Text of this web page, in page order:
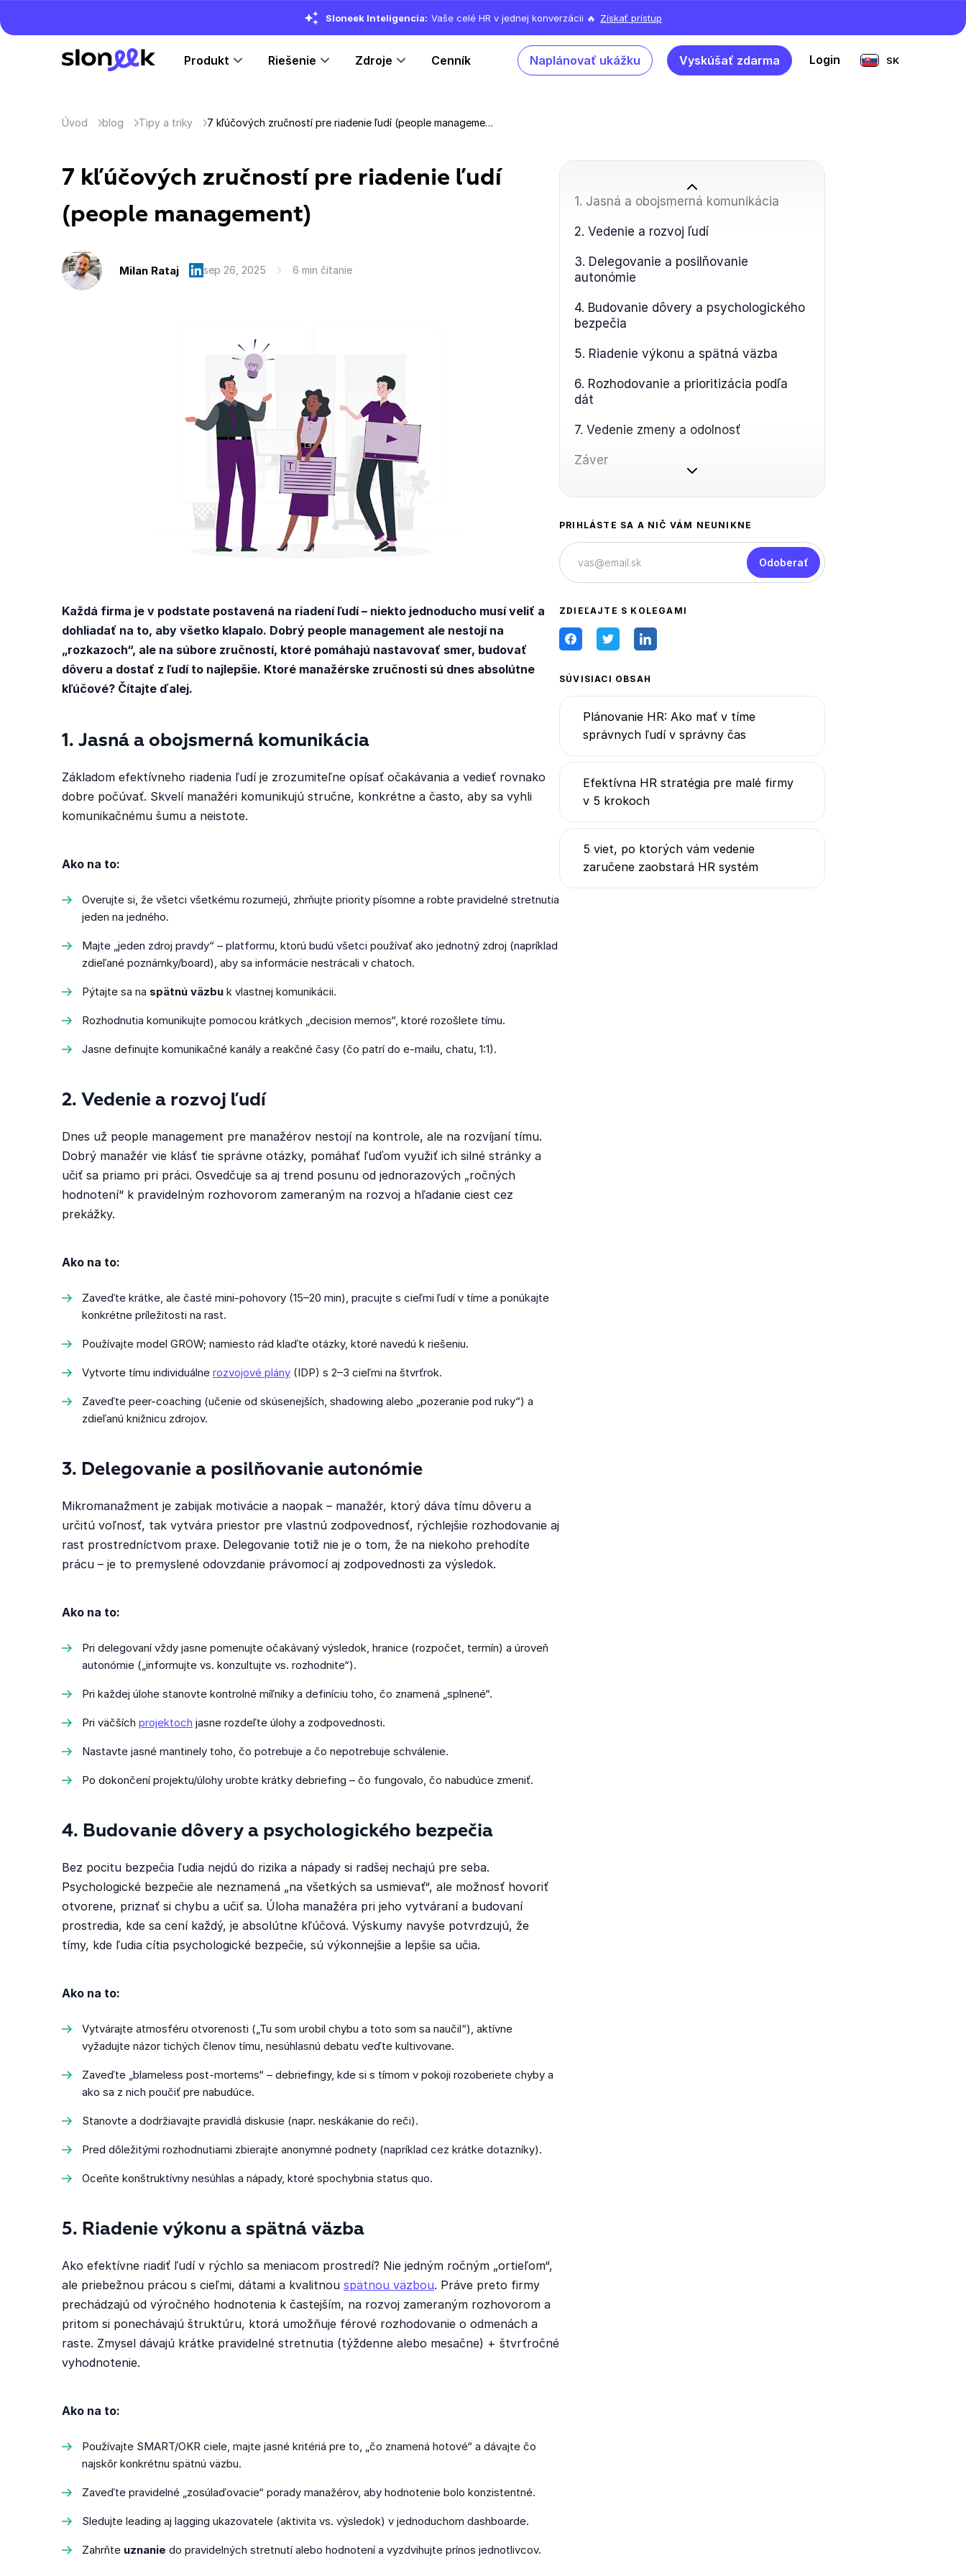
Sloneek Inteligencia: Vaše celé HR v jednej konverzácii 🔥 Získať prístup
Produkt Riešenie Zdroje Cenník Naplánovať ukážku Vyskúšať zdarma Login SK
Úvod blog Tipy a triky 7 kľúčových zručností pre riadenie ľudí (people management)
7 kľúčových zručností pre riadenie ľudí
(people management)
Milan Rataj sep 26, 2025 6 min čítanie
Každá firma je v podstate postavená na riadení ľudí – niekto jednoducho musí veliť a
dohliadať na to, aby všetko klapalo. Dobrý people management ale nestojí na
„rozkazoch“, ale na súbore zručností, ktoré pomáhajú nastavovať smer, budovať
dôveru a dostať z ľudí to najlepšie. Ktoré manažérske zručnosti sú dnes absolútne
kľúčové? Čítajte ďalej.
1. Jasná a obojsmerná komunikácia
Základom efektívneho riadenia ľudí je zrozumiteľne opísať očakávania a vedieť rovnako
dobre počúvať. Skvelí manažéri komunikujú stručne, konkrétne a často, aby sa vyhli
komunikačnému šumu a neistote.
Ako na to:
Overujte si, že všetci všetkému rozumejú, zhrňujte priority písomne a robte pravidelné stretnutia
jeden na jedného.
Majte „jeden zdroj pravdy“ – platformu, ktorú budú všetci používať ako jednotný zdroj (napríklad
zdieľané poznámky/board), aby sa informácie nestrácali v chatoch.
Pýtajte sa na spätnú väzbu k vlastnej komunikácii.
Rozhodnutia komunikujte pomocou krátkych „decision memos“, ktoré rozošlete tímu.
Jasne definujte komunikačné kanály a reakčné časy (čo patrí do e-mailu, chatu, 1:1).
2. Vedenie a rozvoj ľudí
Dnes už people management pre manažérov nestojí na kontrole, ale na rozvíjaní tímu.
Dobrý manažér vie klásť tie správne otázky, pomáhať ľuďom využiť ich silné stránky a
učiť sa priamo pri práci. Osvedčuje sa aj trend posunu od jednorazových „ročných
hodnotení“ k pravidelným rozhovorom zameraným na rozvoj a hľadanie ciest cez
prekážky.
Ako na to:
Zaveďte krátke, ale časté mini-pohovory (15–20 min), pracujte s cieľmi ľudí v tíme a ponúkajte
konkrétne príležitosti na rast.
Používajte model GROW; namiesto rád klaďte otázky, ktoré navedú k riešeniu.
Vytvorte tímu individuálne rozvojové plány (IDP) s 2–3 cieľmi na štvrťrok.
Zaveďte peer-coaching (učenie od skúsenejších, shadowing alebo „pozeranie pod ruky“) a
zdieľanú knižnicu zdrojov.
3. Delegovanie a posilňovanie autonómie
Mikromanažment je zabijak motivácie a naopak – manažér, ktorý dáva tímu dôveru a
určitú voľnosť, tak vytvára priestor pre vlastnú zodpovednosť, rýchlejšie rozhodovanie aj
rast prostredníctvom praxe. Delegovanie totiž nie je o tom, že na niekoho prehodíte
prácu – je to premyslené odovzdanie právomocí aj zodpovednosti za výsledok.
Ako na to:
Pri delegovaní vždy jasne pomenujte očakávaný výsledok, hranice (rozpočet, termín) a úroveň
autonómie („informujte vs. konzultujte vs. rozhodnite“).
Pri každej úlohe stanovte kontrolné míľniky a definíciu toho, čo znamená „splnené“.
Pri väčších projektoch jasne rozdeľte úlohy a zodpovednosti.
Nastavte jasné mantinely toho, čo potrebuje a čo nepotrebuje schválenie.
Po dokončení projektu/úlohy urobte krátky debriefing – čo fungovalo, čo nabudúce zmeniť.
4. Budovanie dôvery a psychologického bezpečia
Bez pocitu bezpečia ľudia nejdú do rizika a nápady si radšej nechajú pre seba.
Psychologické bezpečie ale neznamená „na všetkých sa usmievať“, ale možnosť hovoriť
otvorene, priznať si chybu a učiť sa. Úloha manažéra pri jeho vytváraní a budovaní
prostredia, kde sa cení každý, je absolútne kľúčová. Výskumy navyše potvrdzujú, že
tímy, kde ľudia cítia psychologické bezpečie, sú výkonnejšie a lepšie sa učia.
Ako na to:
Vytvárajte atmosféru otvorenosti („Tu som urobil chybu a toto som sa naučil“), aktívne
vyžadujte názor tichých členov tímu, nesúhlasnú debatu veďte kultivovane.
Zaveďte „blameless post-mortems“ – debriefingy, kde si s tímom v pokoji rozoberiete chyby a
ako sa z nich poučiť pre nabudúce.
Stanovte a dodržiavajte pravidlá diskusie (napr. neskákanie do reči).
Pred dôležitými rozhodnutiami zbierajte anonymné podnety (napríklad cez krátke dotazníky).
Oceňte konštruktívny nesúhlas a nápady, ktoré spochybnia status quo.
5. Riadenie výkonu a spätná väzba
Ako efektívne riadiť ľudí v rýchlo sa meniacom prostredí? Nie jedným ročným „ortieľom“,
ale priebežnou prácou s cieľmi, dátami a kvalitnou spätnou väzbou. Práve preto firmy
prechádzajú od výročného hodnotenia k častejším, na rozvoj zameraným rozhovorom a
pritom si ponechávajú štruktúru, ktorá umožňuje férové rozhodovanie o odmenách a
raste. Zmysel dávajú krátke pravidelné stretnutia (týždenne alebo mesačne) + štvrťročné
vyhodnotenie.
Ako na to:
Používajte SMART/OKR ciele, majte jasné kritériá pre to, „čo znamená hotové“ a dávajte čo
najskôr konkrétnu spätnú väzbu.
Zaveďte pravidelné „zosúlaďovacie“ porady manažérov, aby hodnotenie bolo konzistentné.
Sledujte leading aj lagging ukazovatele (aktivita vs. výsledok) v jednoduchom dashboarde.
Zahrňte uznanie do pravidelných stretnutí alebo hodnotení a vyzdvihujte prínos jednotlivcov.
1. Jasná a obojsmerná komunikácia
2. Vedenie a rozvoj ľudí
3. Delegovanie a posilňovanie
autonómie
4. Budovanie dôvery a psychologického
bezpečia
5. Riadenie výkonu a spätná väzba
6. Rozhodovanie a prioritizácia podľa
dát
7. Vedenie zmeny a odolnosť
Záver
PRIHLÁSTE SA A NIČ VÁM NEUNIKNE
Odoberať
ZDIEĽAJTE S KOLEGAMI
SÚVISIACI OBSAH
Plánovanie HR: Ako mať v tíme
správnych ľudí v správny čas
Efektívna HR stratégia pre malé firmy
v 5 krokoch
5 viet, po ktorých vám vedenie
zaručene zaobstará HR systém